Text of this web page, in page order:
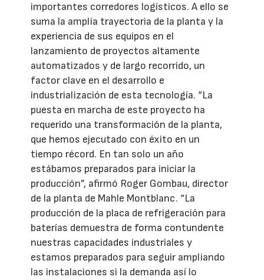
importantes corredores logísticos. A ello se
suma la amplia trayectoria de la planta y la
experiencia de sus equipos en el
lanzamiento de proyectos altamente
automatizados y de largo recorrido, un
factor clave en el desarrollo e
industrialización de esta tecnología. “La
puesta en marcha de este proyecto ha
requerido una transformación de la planta,
que hemos ejecutado con éxito en un
tiempo récord. En tan solo un año
estábamos preparados para iniciar la
producción”, afirmó Roger Gombau, director
de la planta de Mahle Montblanc. “La
producción de la placa de refrigeración para
baterías demuestra de forma contundente
nuestras capacidades industriales y
estamos preparados para seguir ampliando
las instalaciones si la demanda así lo